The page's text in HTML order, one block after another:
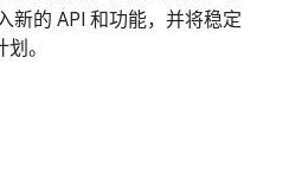
新的 API 和功能，并将稳定
。